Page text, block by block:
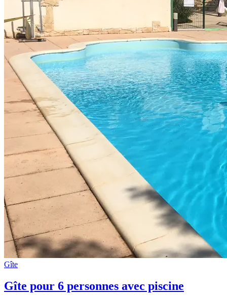
Gîte
Gîte pour 6 personnes avec piscine